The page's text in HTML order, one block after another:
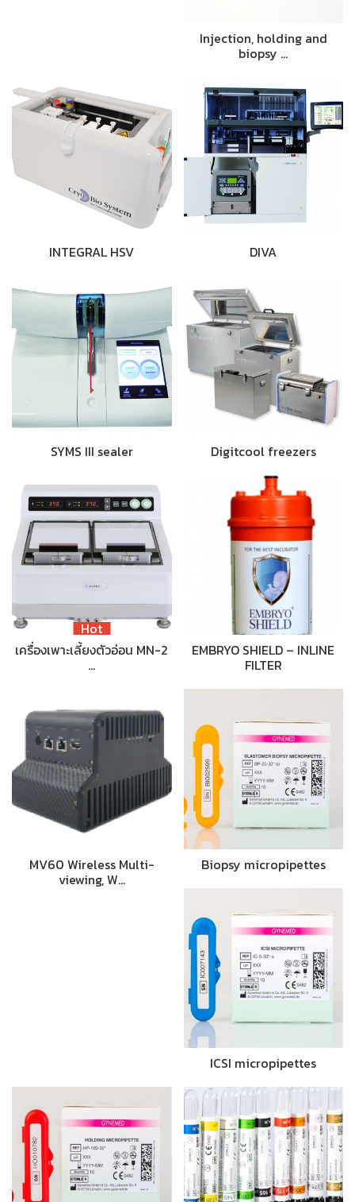
Injection, holding and
biopsy …
INTEGRAL HSV DIVA
SYMS III sealer Digitcool freezers
Hot
เครื่องเพาะเลี้ยงตัวอ่อน MN-2
…
EMBRYO SHIELD – INLINE
FILTER
MV60 Wireless Multi-
viewing, W…
Biopsy micropipettes
ICSI micropipettes